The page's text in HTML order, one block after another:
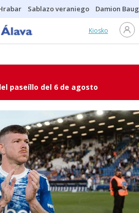
Sablazo veraniego Damion
Kiosko
paseíllo del 6 de agosto